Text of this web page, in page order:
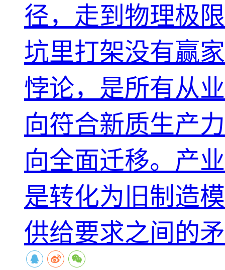
径，走到物理极
坑里打架没有赢
悖论，是所有从
向符合新质生产
向全面迁移。产
是转化为旧制造
供给要求之间的